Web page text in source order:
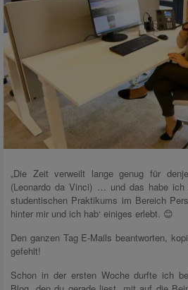
„Die Zeit verweilt lange genug für
(Leonardo da Vinci) … und das habe ich
studentischen Praktikums im Bereich
hinter mir und ich hab‘ einiges erlebt. 😊
Den ganzen Tag E-Mails beantworten,
gefehlt!
Schon in der ersten Woche durfte ich